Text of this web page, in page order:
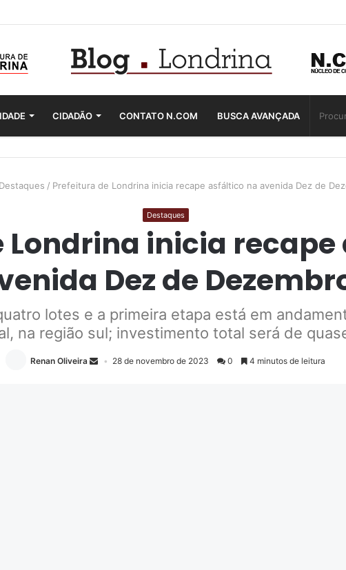
CIDADÃO CONTATO N.COM BUSCA AVANÇADA
Destaques / Prefeitura de Londrina inicia recape asfáltico na avenida Dez de
Destaques
Londrina inicia
Dez de
lotes e a primeira etapa está em
na região sul; investimento total será de
Renan Oliveira 28 de novembro de 2023 0 4 minutos de leitura